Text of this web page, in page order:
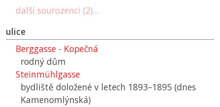
další sourozenci (2)...
ulice
Berggasse - Kopečná
rodný dům
Steinmühlgasse
bydliště doložené v letech 1893–1895 (dnes
Kamenomlýnská)